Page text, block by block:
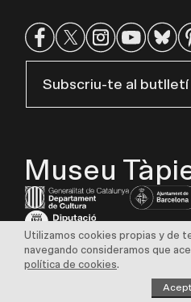
Subscriu-te al butlletí
Museu
Aviso legal Política de
Transparencia
Perfil del
Utilizamos cookies propias y de
navegando consideramos que
política de cookies.